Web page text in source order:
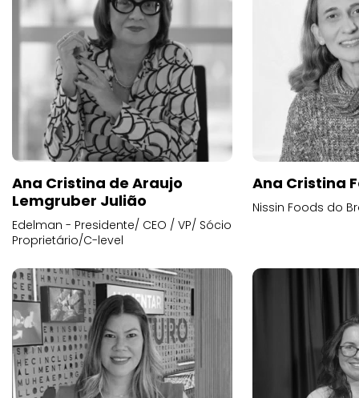
Ana Cristina de Araujo
Lemgruber Julião
Edelman - Presidente/ CEO / VP/ Sócio
Proprietário/C-level
Ana Cristina
Nissin Foods do